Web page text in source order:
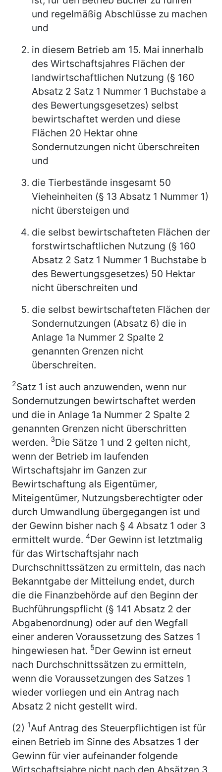
und regelmäßig Abschlüsse zu machen
und
in diesem Betrieb am 15. Mai innerhalb
des Wirtschaftsjahres Flächen der
landwirtschaftlichen Nutzung (§ 160
Absatz 2 Satz 1 Nummer 1 Buchstabe a
des Bewertungsgesetzes) selbst
bewirtschaftet werden und diese
Flächen 20 Hektar ohne
Sondernutzungen nicht überschreiten
und
die Tierbestände insgesamt 50
Vieheinheiten (§ 13 Absatz 1 Nummer 1)
nicht übersteigen und
die selbst bewirtschafteten Flächen der
forstwirtschaftlichen Nutzung (§ 160
Absatz 2 Satz 1 Nummer 1 Buchstabe b
des Bewertungsgesetzes) 50 Hektar
nicht überschreiten und
die selbst bewirtschafteten Flächen der
Sondernutzungen (Absatz 6) die in
Anlage 1a Nummer 2 Spalte 2
genannten Grenzen nicht
überschreiten.
2Satz 1 ist auch anzuwenden, wenn nur
Sondernutzungen bewirtschaftet werden
und die in Anlage 1a Nummer 2 Spalte 2
genannten Grenzen nicht überschritten
werden. 3Die Sätze 1 und 2 gelten nicht,
wenn der Betrieb im laufenden
Wirtschaftsjahr im Ganzen zur
Bewirtschaftung als Eigentümer,
Miteigentümer, Nutzungsberechtigter oder
durch Umwandlung übergegangen ist und
der Gewinn bisher nach § 4 Absatz 1 oder 3
ermittelt wurde. 4Der Gewinn ist letztmalig
für das Wirtschaftsjahr nach
Durchschnittssätzen zu ermitteln, das nach
Bekanntgabe der Mitteilung endet, durch
die die Finanzbehörde auf den Beginn der
Buchführungspflicht (§ 141 Absatz 2 der
Abgabenordnung) oder auf den Wegfall
einer anderen Voraussetzung des Satzes 1
hingewiesen hat. 5Der Gewinn ist erneut
nach Durchschnittssätzen zu ermitteln,
wenn die Voraussetzungen des Satzes 1
wieder vorliegen und ein Antrag nach
Absatz 2 nicht gestellt wird.
(2) 1Auf Antrag des Steuerpflichtigen ist für
einen Betrieb im Sinne des Absatzes 1 der
Gewinn für vier aufeinander folgende
Wirtschaftsjahre nicht nach den Absätzen 3